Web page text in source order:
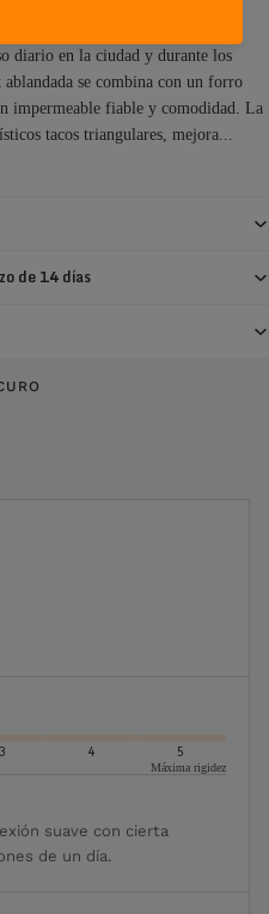
diario en la ciudad y durante los
se combina con un forro
impermeable fiable y comodidad. La
tacos triangulares, mejora...
de 14 días
3 4 5
Máxima rigidez
suave con cierta
de un día.